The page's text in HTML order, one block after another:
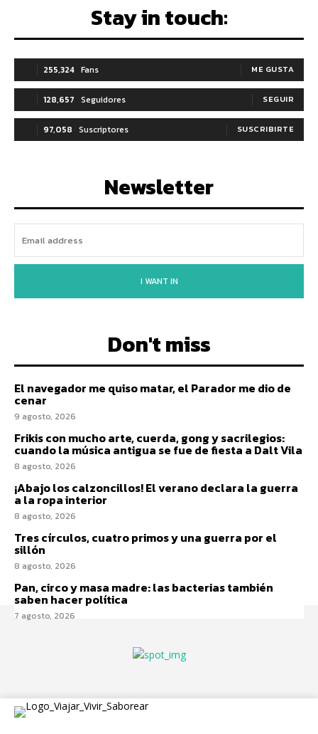
Stay in touch:
255,324 Fans ME GUSTA
128,657 Seguidores SEGUIR
97,058 Suscriptores SUSCRIBIRTE
Newsletter
I WANT IN
Don't miss
El navegador me quiso matar, el Parador me dio de
cenar
9 agosto, 2026
Frikis con mucho arte, cuerda, gong y sacrilegios:
cuando la música antigua se fue de fiesta a Dalt Vila
8 agosto, 2026
¡Abajo los calzoncillos! El verano declara la guerra
a la ropa interior
8 agosto, 2026
Tres círculos, cuatro primos y una guerra por el
sillón
8 agosto, 2026
Pan, circo y masa madre: las bacterias también
saben hacer política
7 agosto, 2026